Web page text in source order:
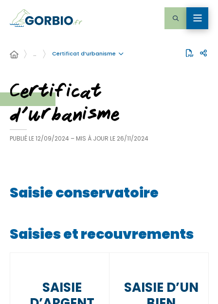
… Certificat d’urbanisme
Certificat
d’urbanisme
PUBLIÉ LE12/09/2024 – MIS À JOUR LE 26/11/2024
Saisie conservatoire
Saisies et recouvrements
SAISIE
SAISIE D’UN